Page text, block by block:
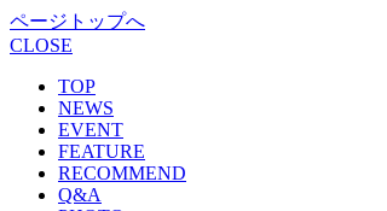
ページトップへ
CLOSE
TOP
NEWS
EVENT
FEATURE
RECOMMEND
Q&A